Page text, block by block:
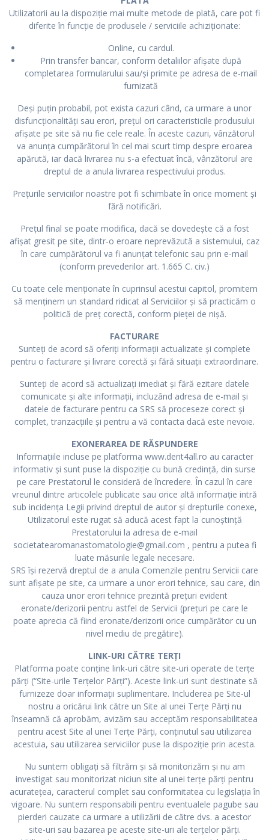
Utilizatorii au la dispoziție mai multe metode de plată, care pot fi
diferite în funcție de produsele / serviciile achiziționate:
Online, cu cardul.
Prin transfer bancar, conform detaliilor afișate după
completarea formularului sau/și primite pe adresa de e-mail
furnizată
Deși puțin probabil, pot exista cazuri când, ca urmare a unor
disfuncționalități sau erori, prețul ori caracteristicile produsului
afișate pe site să nu fie cele reale. În aceste cazuri, vânzătorul
va anunța cumpărătorul în cel mai scurt timp despre eroarea
apărută, iar dacă livrarea nu s-a efectuat încă, vânzătorul are
dreptul de a anula livrarea respectivului produs.
Prețurile serviciilor noastre pot fi schimbate în orice moment și
fără notificări.
Prețul final se poate modifica, dacă se dovedește că a fost
afișat gresit pe site, dintr-o eroare neprevăzută a sistemului, caz
în care cumpărătorul va fi anunțat telefonic sau prin e-mail
(conform prevederilor art. 1.665 C. civ.)
Cu toate cele menționate în cuprinsul acestui capitol, promitem
să menținem un standard ridicat al Serviciilor și să practicăm o
politică de preț corectă, conform pieței de nișă.
FACTURARE
Sunteți de acord să oferiți informații actualizate și complete
pentru o facturare și livrare corectă și fără situații extraordinare.
Sunteți de acord să actualizați imediat și fără ezitare datele
comunicate și alte informații, incluzând adresa de e-mail și
datele de facturare pentru ca SRS să proceseze corect și
complet, tranzacțiile și pentru a vă contacta dacă este nevoie.
EXONERAREA DE RĂSPUNDERE
Informaţiile incluse pe platforma www.dent4all.ro au caracter
informativ şi sunt puse la dispoziţie cu bună credință, din surse
pe care Prestatorul le consideră de încredere. În cazul în care
vreunul dintre articolele publicate sau orice altă informaţie intră
sub incidenţa Legii privind dreptul de autor şi drepturile conexe,
Utilizatorul este rugat să aducă acest fapt la cunoştinţă
Prestatorului la adresa de e-mail
societatearomanastomatologie@gmail.com , pentru a putea fi
luate măsurile legale necesare.
SRS îşi rezervă dreptul de a anula Comenzile pentru Servicii care
sunt afişate pe site, ca urmare a unor erori tehnice, sau care, din
cauza unor erori tehnice prezintă preţuri evident
eronate/derizorii pentru astfel de Servicii (preţuri pe care le
poate aprecia că fiind eronate/derizorii orice cumpărător cu un
nivel mediu de pregătire).
LINK-URI CĂTRE TERȚI
Platforma poate conține link-uri către site-uri operate de terțe
părți (“Site-urile Terțelor Părți”). Aceste link-uri sunt destinate să
furnizeze doar informații suplimentare. Includerea pe Site-ul
nostru a oricărui link către un Site al unei Terțe Părți nu
înseamnă că aprobăm, avizăm sau acceptăm responsabilitatea
pentru acest Site al unei Terțe Părți, conținutul sau utilizarea
acestuia, sau utilizarea serviciilor puse la dispoziție prin acesta.
Nu suntem obligați să filtrăm și să monitorizăm și nu am
investigat sau monitorizat niciun site al unei terțe părți pentru
acuratețea, caracterul complet sau conformitatea cu legislația în
vigoare. Nu suntem responsabili pentru eventualele pagube sau
pierderi cauzate ca urmare a utilizării de către dvs. a acestor
site-uri sau bazarea pe aceste site-uri ale terțelor părți.